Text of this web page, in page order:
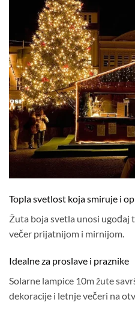
Topla svetlost koja smiruje i
Žuta boja svetla unosi ugođaj
večer prijatnijom i mirnijom.
Idealne za proslave i praznike
Solarne lampice 10m žute
dekoracije i letnje večeri na